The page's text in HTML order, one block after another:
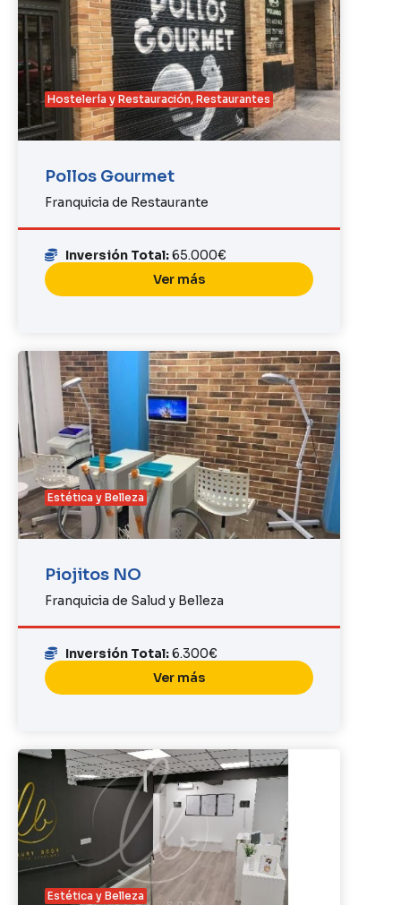
Hostelería y Restauración, Restaurantes
Pollos Gourmet
Franquicia de Restaurante
Inversión Total:65.000€
Ver más
Estética y Belleza
Piojitos NO
Franquicia de Salud y Belleza
Inversión Total:6.300€
Ver más
Estética y Belleza